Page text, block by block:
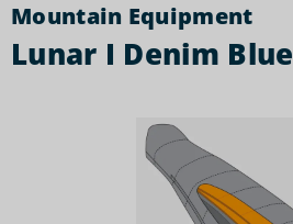
Mountain Equipment
Lunar I Denim Blue